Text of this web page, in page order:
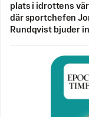
plats i idrottens
där sportchefen
Rundqvist bjuder